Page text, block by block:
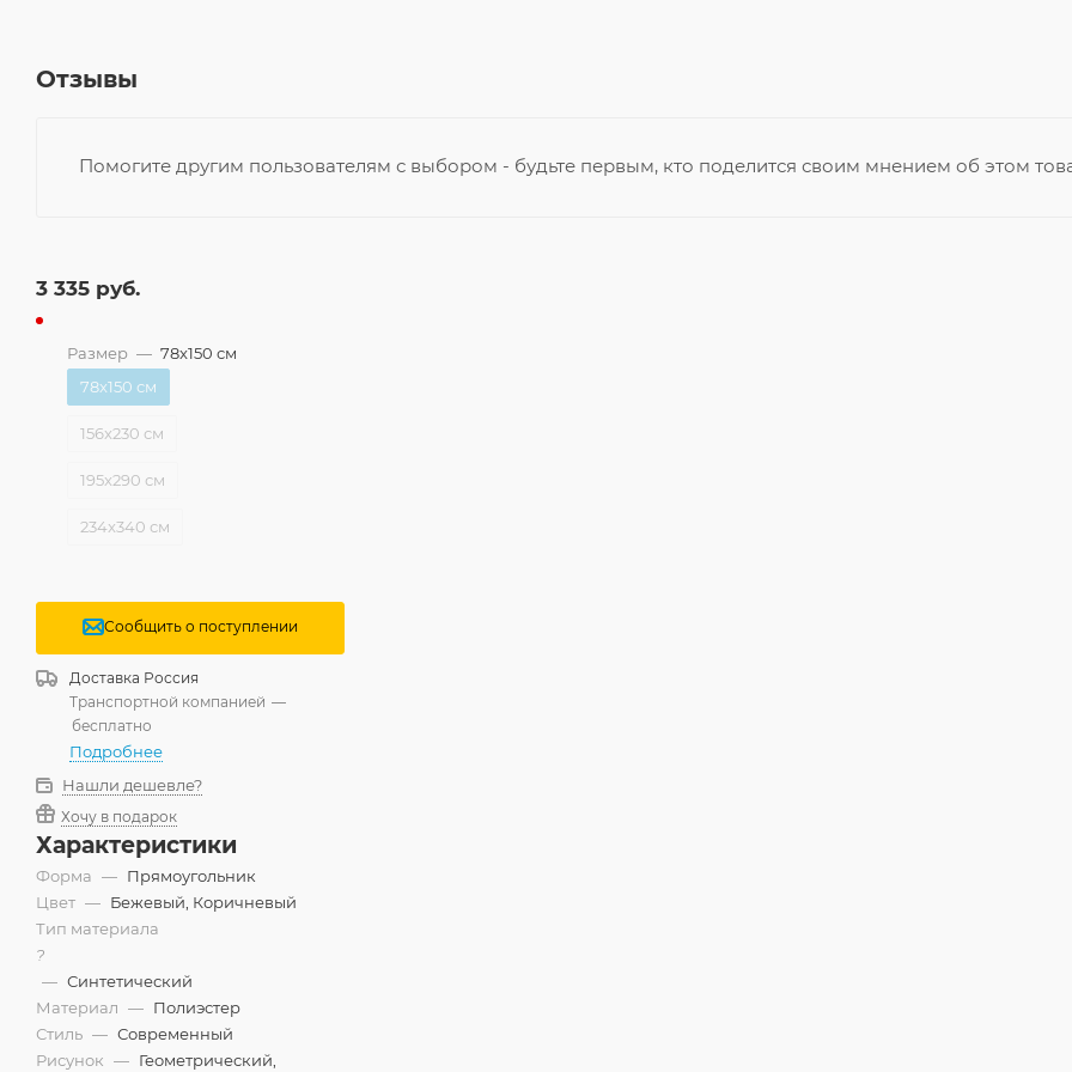
Отзывы
Помогите другим пользователям с выбором - будьте первым, кто поделится своим мнением об этом
3 335 руб.
Размер — 78x150 см
78x150 см
156x230 см
195x290 см
234x340 см
Сообщить о поступлении
Доставка Россия
Транспортной компанией —
бесплатно
Подробнее
Нашли дешевле?
Хочу в подарок
Характеристики
Форма — Прямоугольник
Цвет — Бежевый, Коричневый
Тип материала
?
— Синтетический
Материал — Полиэстер
Стиль — Современный
Рисунок — Геометрический,